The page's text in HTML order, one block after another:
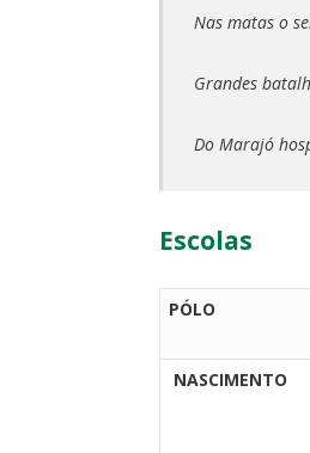
Nas matas o
Grandes
Do Marajó
Escolas
PÓLO
NASCIMENTO